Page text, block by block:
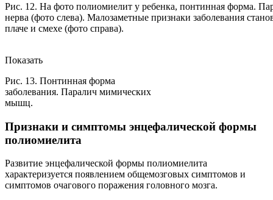
Рис. 12. На фото полиомиелит у ребенка, понтинная форма.
нерва (фото слева). Малозаметные признаки заболевания
плаче и смехе (фото справа).
Показать
Рис. 13. Понтинная форма
заболевания. Паралич мимических
мышц.
Признаки и симптомы энцефалической формы
полиомиелита
Развитие энцефалической формы полиомиелита
характеризуется появлением общемозговых симптомов и
симптомов очагового поражения головного мозга.